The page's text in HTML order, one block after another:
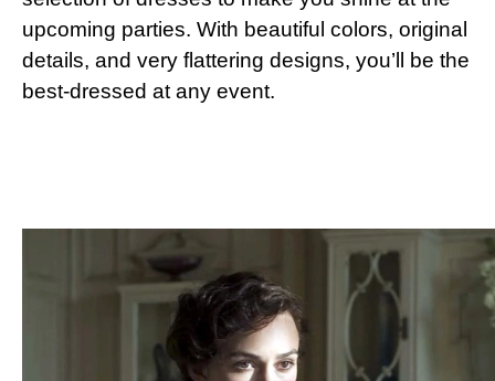
upcoming parties. With beautiful colors, original
details, and very flattering designs, you’ll be the
best-dressed at any event.